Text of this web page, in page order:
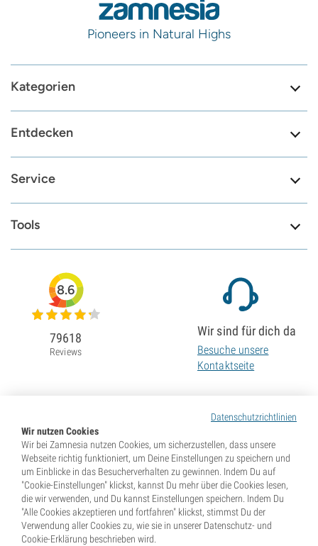
Pioneers in Natural Highs
Kategorien
Entdecken
Service
Tools
Datenschutzrichtlinien
Wir nutzen Cookies
Wir bei Zamnesia nutzen Cookies, um sicherzustellen, dass unsere
Webseite richtig funktioniert, um Deine Einstellungen zu speichern und
um Einblicke in das Besucherverhalten zu gewinnen. Indem Du auf
"Cookie-Einstellungen" klickst, kannst Du mehr über die Cookies lesen,
die wir verwenden, und Du kannst Einstellungen speichern. Indem Du
"Alle Cookies akzeptieren und fortfahren" klickst, stimmst Du der
Verwendung aller Cookies zu, wie sie in unserer Datenschutz- und
Cookie-Erklärung beschrieben wird.
8.6
79618
Reviews
Wir sind für dich da
Besuche unsere
Kontaktseite